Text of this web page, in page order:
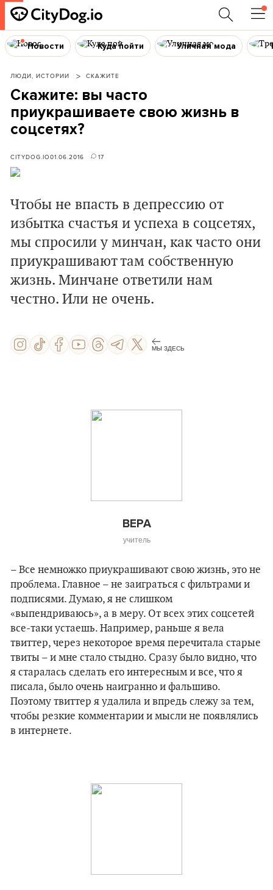
Новости Куда пойти Уличная мода
ЛЮДИ, ИСТОРИИ СКАЖИТЕ
Скажите: вы часто
приукрашиваете свою жизнь в
соцсетях?
CITYDOG.IO01.06.2016 17
Чтобы не впасть в депрессию от
избытка счастья и успеха в соцсетях,
мы спросили у минчан, как часто они
приукрашивают там собственную
жизнь. Минчане ответили нам
честно. Или не очень.
МЫ ЗДЕСЬ
ВЕРА
учитель
– Все немножко приукрашивают свою жизнь, это не
проблема. Главное – не заиграться с фильтрами и
подписями. Думаю, я не слишком
«выпендриваюсь», а в меру. От всех этих соцсетей
все-таки устаешь. Например, раньше я вела
твиттер, через некоторое время перечитала старые
твиты – и мне стало стыдно. Сразу было видно, что
я старалась сделать его интересным и все, что я
писала, было очень наигранно и фальшиво.
Поэтому твиттер я удалила и впредь слежу за тем,
чтобы резкие комментарии и мысли не появлялись
в интернете.